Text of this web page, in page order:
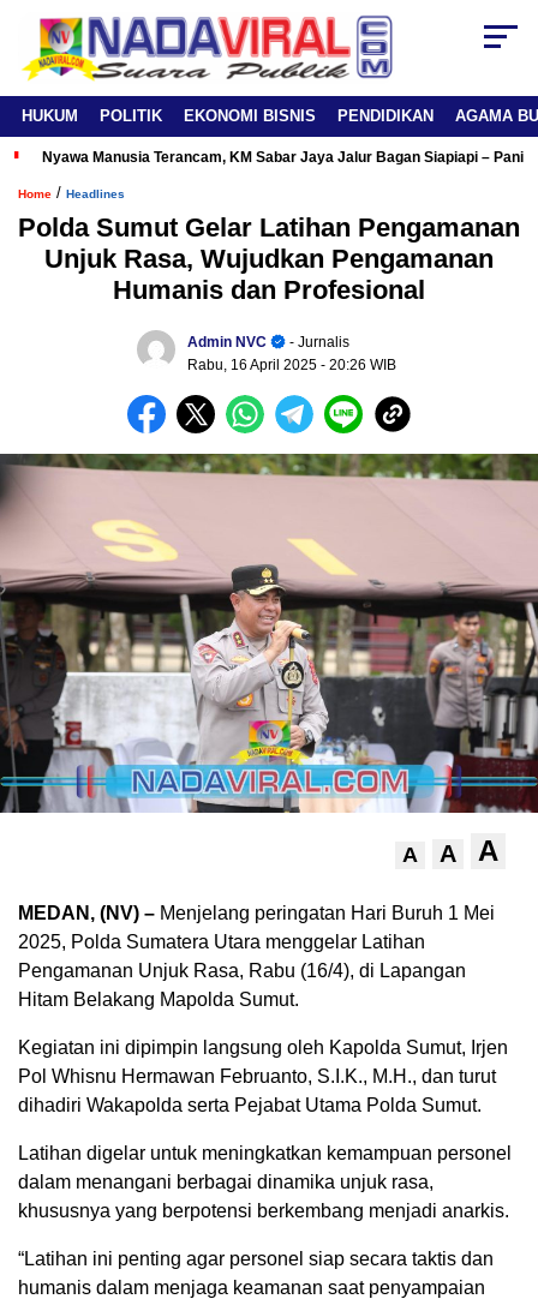
HUKUM POLITIK EKONOMI BISNIS PENDIDIKAN AGAMA
Nyawa Manusia Terancam, KM Sabar Jaya Jalur Bagan Siapiapi –
Home / Headlines
Polda Sumut Gelar Latihan Pengamanan
Unjuk Rasa, Wujudkan Pengamanan
Humanis dan Profesional
Admin NVC
- Jurnalis
Rabu, 16 April 2025 - 20:26 WIB
A A A
MEDAN, (NV) – Menjelang peringatan Hari Buruh 1 Mei
2025, Polda Sumatera Utara menggelar Latihan
Pengamanan Unjuk Rasa, Rabu (16/4), di Lapangan
Hitam Belakang Mapolda Sumut.
Kegiatan ini dipimpin langsung oleh Kapolda Sumut, Irjen
Pol Whisnu Hermawan Februanto, S.I.K., M.H., dan turut
dihadiri Wakapolda serta Pejabat Utama Polda Sumut.
Latihan digelar untuk meningkatkan kemampuan personel
dalam menangani berbagai dinamika unjuk rasa,
khususnya yang berpotensi berkembang menjadi anarkis.
“Latihan ini penting agar personel siap secara taktis dan
humanis dalam menjaga keamanan saat penyampaian